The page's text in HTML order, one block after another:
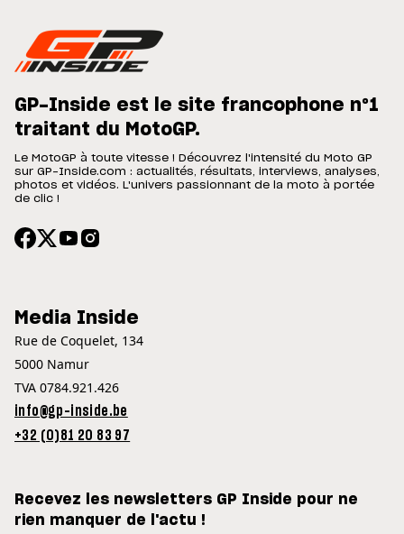
GP-Inside est le site francophone n°1
traitant du MotoGP.
Le MotoGP à toute vitesse ! Découvrez l'intensité du Moto GP
sur GP-Inside.com : actualités, résultats, interviews, analyses,
photos et vidéos. L'univers passionnant de la moto à portée
de clic !
Media Inside
Rue de Coquelet, 134
5000 Namur
TVA 0784.921.426
info@gp-inside.be
+32 (0)81 20 83 97
Recevez les newsletters GP Inside pour ne
rien manquer de l'actu !